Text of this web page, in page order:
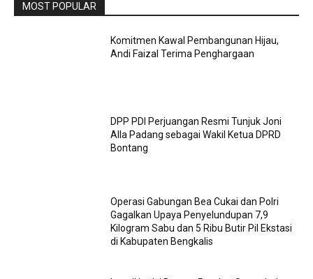
MOST POPULAR
Komitmen Kawal Pembangunan Hijau,
Andi Faizal Terima Penghargaan
DPP PDI Perjuangan Resmi Tunjuk Joni
Alla Padang sebagai Wakil Ketua DPRD
Bontang
Operasi Gabungan Bea Cukai dan Polri
Gagalkan Upaya Penyelundupan 7,9
Kilogram Sabu dan 5 Ribu Butir Pil Ekstasi
di Kabupaten Bengkalis